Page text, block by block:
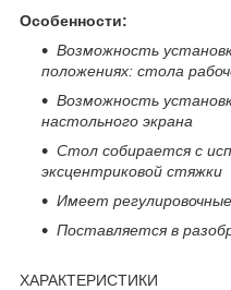
Особенности:
Возможность
положениях: стола
Возможность
настольного экрана
Стол собирается с
эксцентриковой стяжки
Имеет
Поставляется в
ХАРАКТЕРИСТИКИ